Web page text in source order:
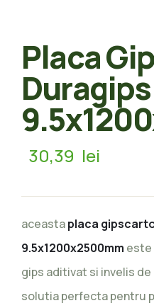
Placa
Duragips
30,39 lei
aceastaplaca
9.5x1200x2500mm este
gips aditivat si invelis
solutia perfecta pentru